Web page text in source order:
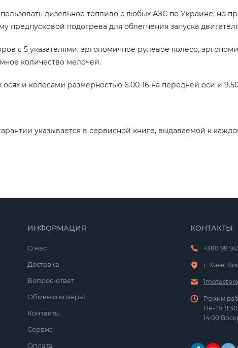
дизельное топливо с любых АЗС по Украине, но
подогрева для облегчения запуска
с 5 указателями, эргономичное рулевое колесо,
количество мелочей.
и колесами размерностью 6.00-16 на передней оси и
указывается в сервисной книге, выдаваемой к
ИНФОРМАЦИЯ
O нас
Доставка
Вопрос-ответ
Обмен и возврат
Контакты
Сервис
Оплата
КОНТАКТЫ
+380 98
г. Киев,
Режим
Пн-Пт 9:30